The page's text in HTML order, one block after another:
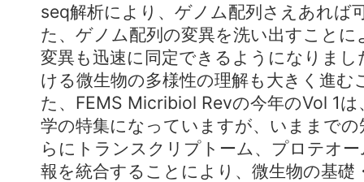
seq解析により、ゲノム配列さえあれば
た、ゲノム配列の変異を洗い出すこと
変異も迅速に同定できるようになりま
ける微生物の多様性の理解も大きく進
た、FEMS Micribiol Revの今年のVol 1
学の特集になっていますが、いままで
らにトランスクリプトーム、プロテオ
報を統合することにより、微生物の基礎